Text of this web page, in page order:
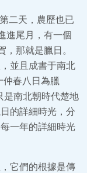
二天，農歷也已
進尾月，有一個
，那就是臘日。
並且成書于南北
仲春八日為臘
是南北朝時代楚地
的詳細時光，分
一年的詳細時光
它們的根據是傳